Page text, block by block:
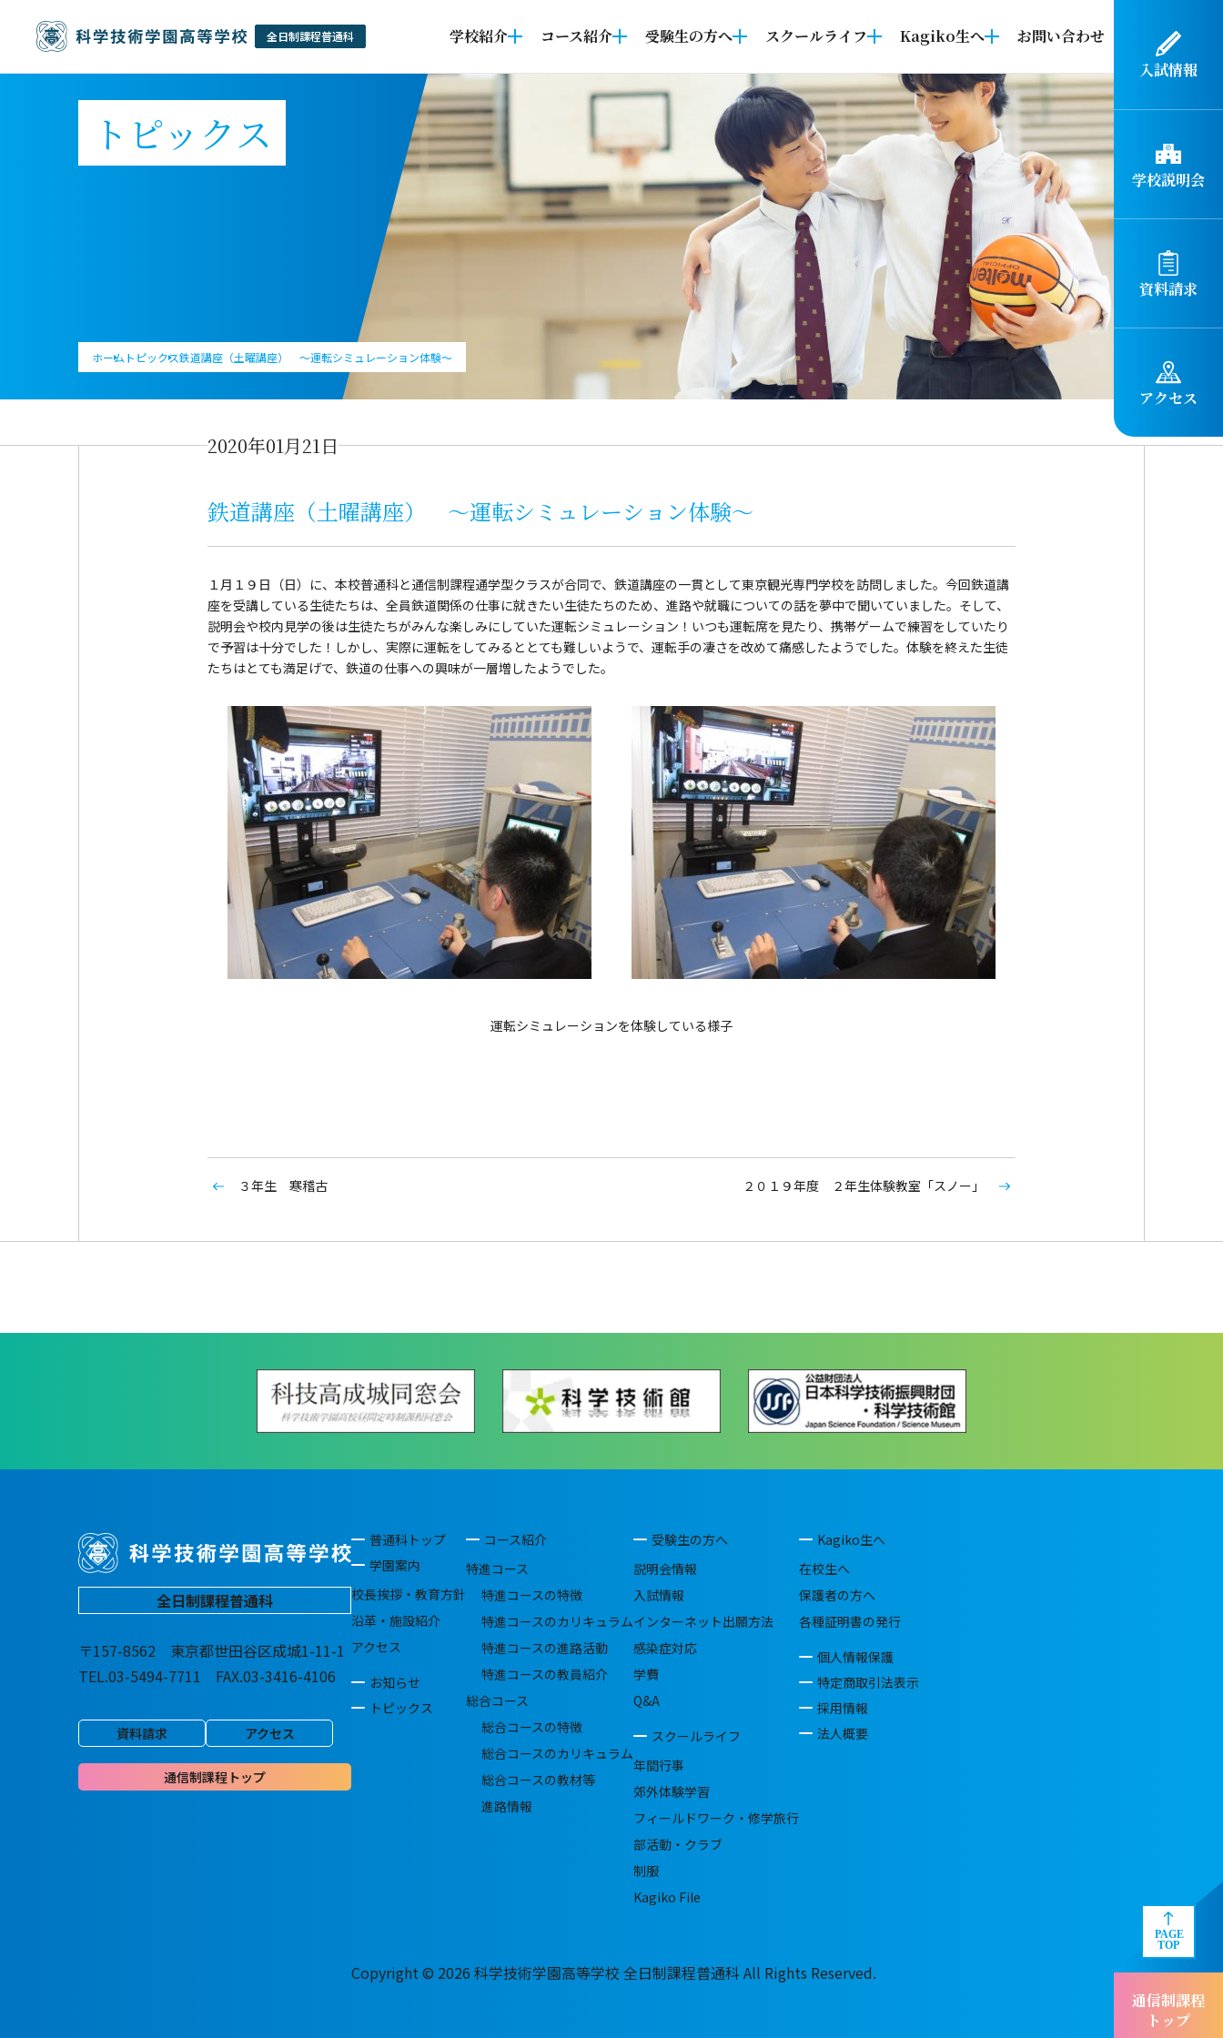
入試情報
学校説明会
資料請求
アクセス
通信制課程
トップ
学校紹介 コース紹介 受験生の方へ スクールライフ Kagiko生へ お問い合わせ
トピックス
ホーム トピックス鉄道講座（土曜講座） ～運転シミュレーション体験～
2020年01月21日
鉄道講座（土曜講座） ～運転シミュレーション体験～
１月１９日（日）に、本校普通科と通信制課程通学型クラスが合同で、鉄道講座の一貫として東京観光専門学校を訪問しました。今回鉄道講
座を受講している生徒たちは、全員鉄道関係の仕事に就きたい生徒たちのため、進路や就職についての話を夢中で聞いていました。そして、
説明会や校内見学の後は生徒たちがみんな楽しみにしていた運転シミュレーション！いつも運転席を見たり、携帯ゲームで練習をしていたり
で予習は十分でした！しかし、実際に運転をしてみるととても難しいようで、運転手の凄さを改めて痛感したようでした。体験を終えた生徒
たちはとても満足げで、鉄道の仕事への興味が一層増したようでした。
運転シミュレーションを体験している様子
３年生 寒稽古 ２０１９年度 ２年生体験教室「スノー」
全日制課程普通科
〒157-8562 東京都世田谷区成城1-11-1
TEL.03-5494-7711 FAX.03-3416-4106
資料請求 アクセス
通信制課程トップ
普通科トップ
学園案内
校長挨拶・教育方針
沿革・施設紹介
アクセス
お知らせ
トピックス
コース紹介
特進コース
特進コースの特徴
特進コースのカリキュラム
特進コースの進路活動
特進コースの教員紹介
総合コース
総合コースの特徴
総合コースのカリキュラム
総合コースの教材等
進路情報
受験生の方へ
説明会情報
入試情報
インターネット出願方法
感染症対応
学費
Q&A
スクールライフ
年間行事
郊外体験学習
フィールドワーク・修学旅行
部活動・クラブ
制服
Kagiko File
Kagiko生へ
在校生へ
保護者の方へ
各種証明書の発行
個人情報保護
特定商取引法表示
採用情報
法人概要
Copyright © 2026 科学技術学園高等学校 全日制課程普通科 All Rights Reserved.